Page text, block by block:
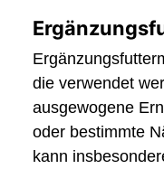
die verwendet
ausgewogene
oder bestimmte
kann